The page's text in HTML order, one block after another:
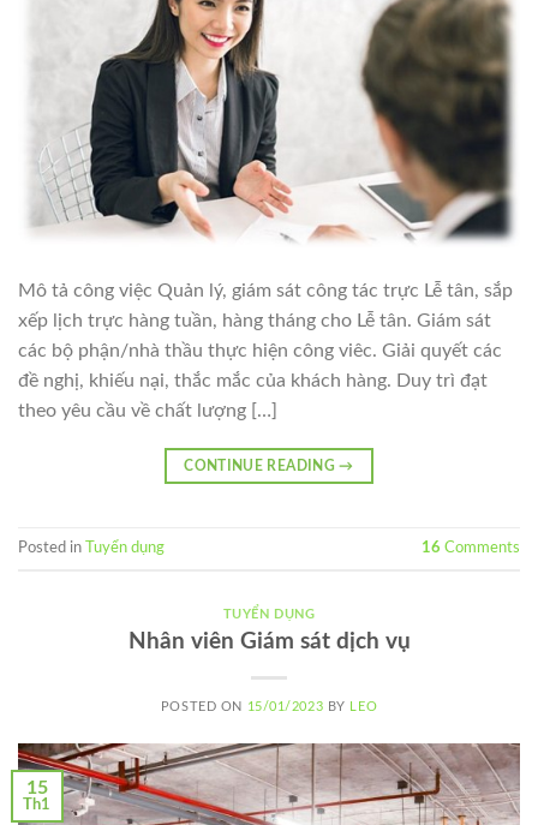
Mô tả công việc Quản lý, giám sát công tác trực Lễ tân, sắp
xếp lịch trực hàng tuần, hàng tháng cho Lễ tân. Giám sát
các bộ phận/nhà thầu thực hiện công viêc. Giải quyết các
đề nghị, khiếu nại, thắc mắc của khách hàng. Duy trì đạt
theo yêu cầu về chất lượng […]
CONTINUE READING→
Posted in Tuyển dụng 16 Comments
TUYỂN DỤNG
Nhân viên Giám sát dịch vụ
POSTED ON 15/01/2023 BY LEO
15
Th1